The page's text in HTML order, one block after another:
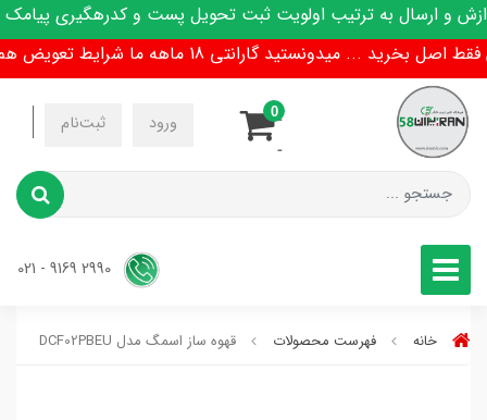
به ترتیب اولویت ثبت تحویل پست و کدرهگیری پیامک
میدونستید گارانتی 18 ماهه ما شرایط تعویض هم داره !
ورود ثبت‌نام
-
-
0
خانه فهرست محصولات قهوه ساز اسمگ مدل DCF02PBEU